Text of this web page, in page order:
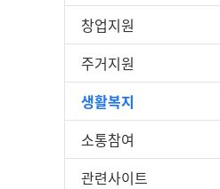
창업지원
주거지원
생활복지
소통참여
관련사이트